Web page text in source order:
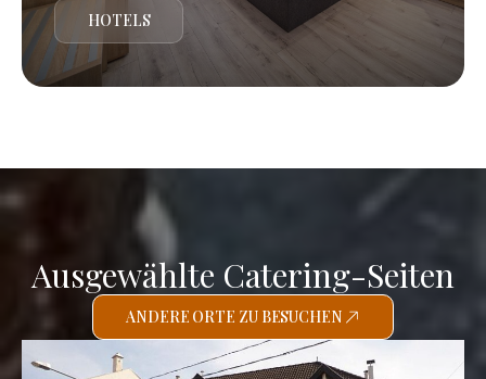
HOTELS
Ausgewählte Catering-Seiten
ANDERE ORTE ZU BESUCHEN